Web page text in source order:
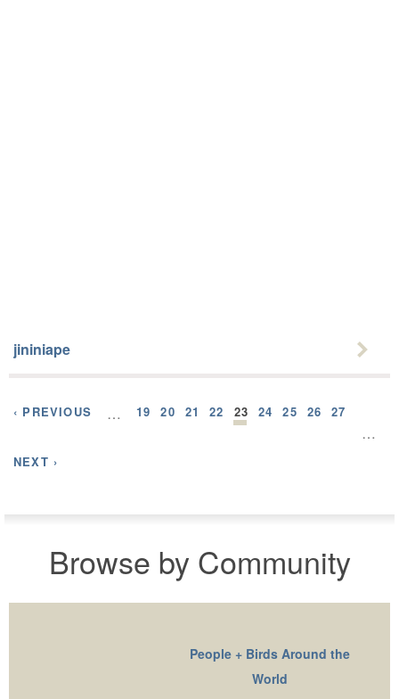
jininiape
‹ PREVIOUS … 19 20 21 22 23 24 25 26 27
…
NEXT ›
Browse by Community
People + Birds Around the
World